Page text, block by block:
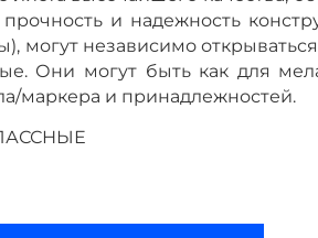
и надежность
могут независимо
Они могут быть как для
маркера и принадлежностей.